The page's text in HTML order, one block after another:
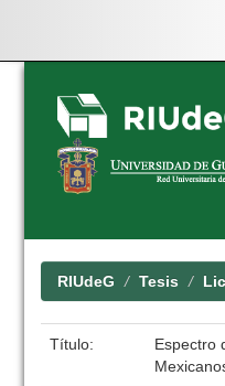
Skip
navigation
RIUdeG Tesis
Título:
Espectro